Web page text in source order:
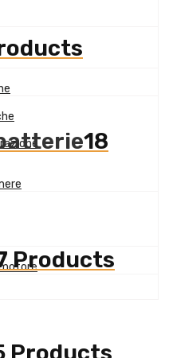
18
Products
Products